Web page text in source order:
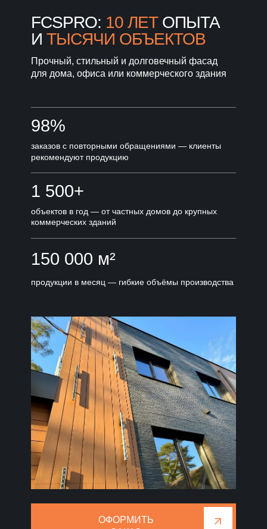
FCSPRO: 10 ЛЕТОПЫТА
И ТЫСЯЧИ ОБЪЕКТОВ
Прочный, стильный и долговечный фасад
для дома, офиса или коммерческого здания
98%
заказов с повторными обращениями — клиенты
рекомендуют продукцию
1 500+
объектов в год — от частных домов до крупных
коммерческих зданий
150 000 м²
продукции в месяц — гибкие объёмы производства
ОФОРМИТЬ
ОФОРМИТЬ